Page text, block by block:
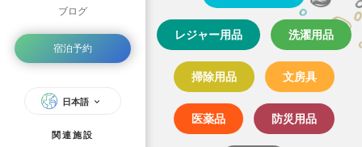
ブログ
宿泊予約
日本語
関連施設
レジャー用品 洗濯用品
掃除用品 文房具
医薬品 防災用品